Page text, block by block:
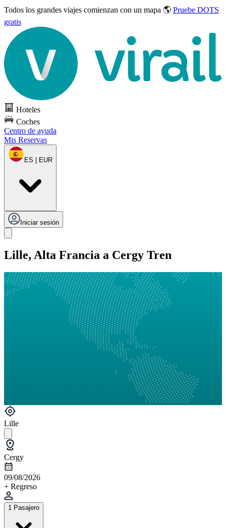
Todos los grandes viajes comienzan con un mapa 🌎 Pruebe DOTS
gratis
Hoteles
Coches
Centro de ayuda
Mis Reservas
ES | EUR
Iniciar sesión
Lille, Alta Francia a Cergy Tren
Lille
Cergy
09/08/2026
+ Regreso
1 Pasajero